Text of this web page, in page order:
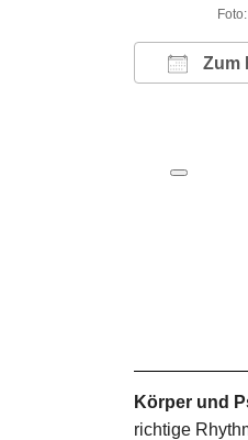
Zum
Körper und
richtige